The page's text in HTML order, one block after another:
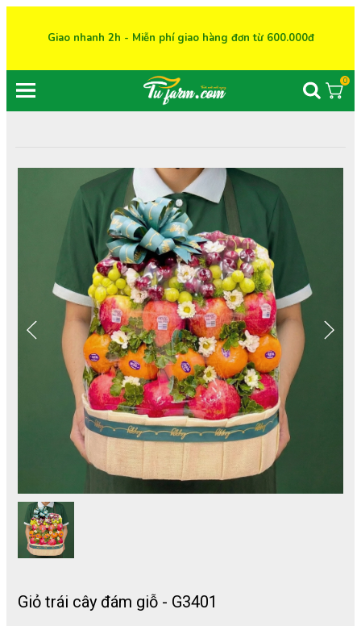
Giao nhanh 2h - Miễn phí giao hàng đơn từ 600.000đ
0
Giỏ trái cây đám giỗ - G3401